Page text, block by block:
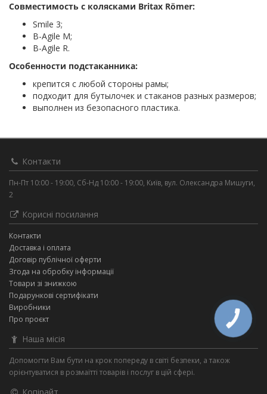
Совместимость с колясками Britax Römer:
Smile 3;
B-Agile M;
B-Agile R.
Особенности подстаканника:
крепится с любой стороны рамы;
подходит для бутылочек и стаканов разных размеров;
выполнен из безопасного пластика.
Контакти
Пн-Пт 10:00 - 19:00, Сб-Нд 10:00 - 19:00, Київ, вул. Олександра Мишуги,
2
Корисні посилання
Контакти
Доставка і оплата
Договір публічної оферти
Згода на обробку інформації
Товари зі знижкою
Подарункові сертифікати
Виробники
Про проєкт
Наша місія
Допомогти Вам бути на крок попереду в світі безпеки, а також
орієнтуватися в розмаїтті товарів і послуг в цій сфері.
КНОПКА
ЗВ'ЯЗКУ